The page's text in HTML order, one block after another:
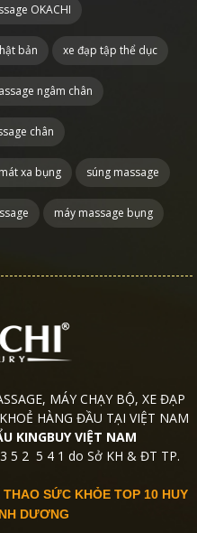
OKACHI
bản xe đạp tập thể dục
ngâm chân
chân
xa bụng súng massage
máy massage bụng
MÁY CHẠY BỘ, XE ĐẠP
HÀNG ĐẦU TẠI VIỆT NAM
KINGBUY VIỆT NAM
5 2 5 4 1 do Sở KH & ĐT TP.
SỨC KHỎE TOP 10 HUY
DƯƠNG